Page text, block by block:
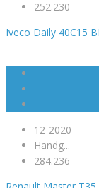
252.230
Iveco Daily 40C15
12-2020
Handg...
284.236